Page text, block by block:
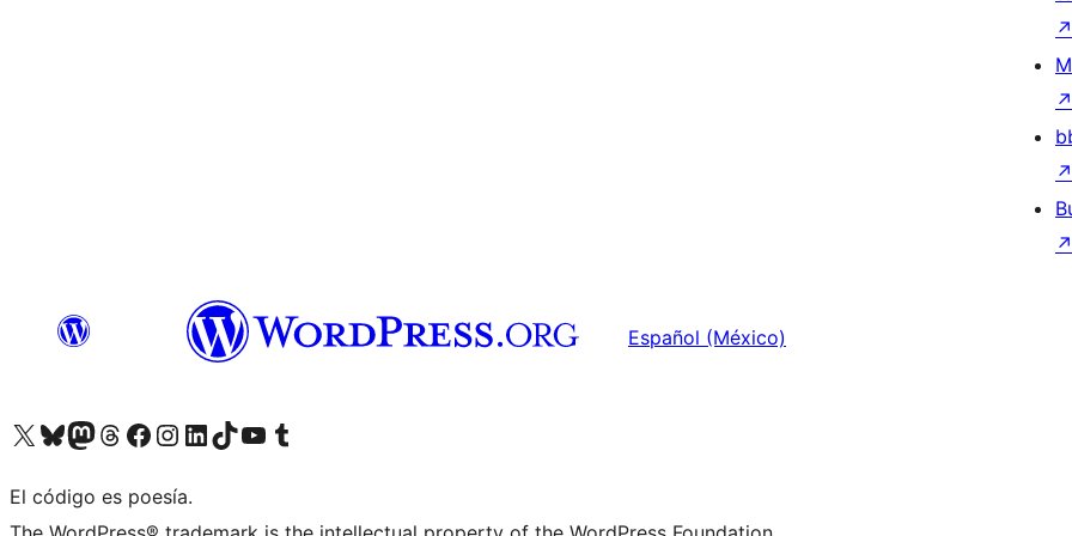
↗
↗
↗
↗
Español (México)
Visita nuestra cuenta de X (anteriormente Twitter)
Visita nuestra cuenta de Bluesky
Visita nuestra cuenta de Mastodon
Visita nuestra cuenta de Threads
Visita nuestra página de Facebook
Visita nuestra cuenta de Instagram
Visita nuestra cuenta de LinkedIn
Visita nuestra cuenta de TikTok
Visita nuestro canal de YouTube
Visita nuestra cuenta de Tumblr
El código es poesía.